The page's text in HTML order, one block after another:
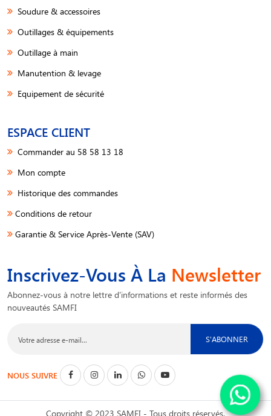
Soudure & accessoires
Outillages & équipements
Outillage à main
Manutention & levage
Equipement de sécurité
ESPACE CLIENT
Commander au 58 58 13 18
Mon compte
Historique des commandes
Conditions de retour
Garantie & Service Après-Vente (SAV)
Inscrivez-Vous À La Newsletter
Abonnez-vous à notre lettre d'informations et reste informés des
nouveautés SAMFI
S'ABONNER
NOUS SUIVRE
Copyright © 2023 SAMFI - Tous droits réservés.